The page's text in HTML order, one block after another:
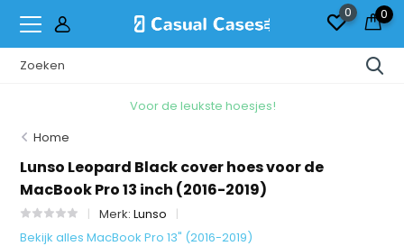
0 0
Voor de leukste hoesjes!
Home
Lunso Leopard Black cover hoes voor de
MacBook Pro 13 inch (2016-2019)
Merk:Lunso
Bekijk alles MacBook Pro 13" (2016-2019)